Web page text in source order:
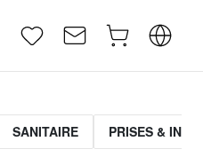
SANITAIRE PRISES &